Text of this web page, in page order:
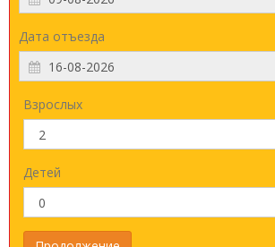
Дата отъезда
Взрослых
Детей